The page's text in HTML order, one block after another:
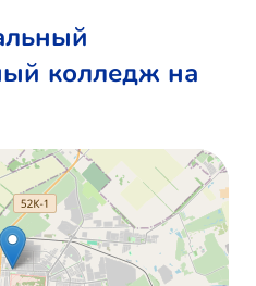
колледж на